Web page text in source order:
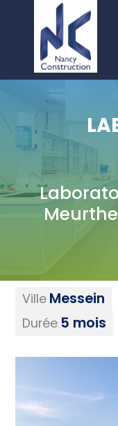
Ville Messein
Durée 5 mois